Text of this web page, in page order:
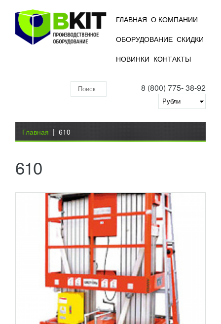
ГЛАВНАЯ О КОМПАНИИ
ОБОРУДОВАНИЕ СКИДКИ
НОВИНКИ КОНТАКТЫ
8 (800) 775- 38-92
складу
Вы здесь
Главная | 610
610
ТЕЛЕСКОПИЧЕСКИЙ ПОДЪЕМНИК RX
УЗНАТЬ ЦЕНУ
Двухмачтовый телескопический подъемник RX
10/20 используется для ремонтно-монтажных
работ. Телескопические подъемники отличаются...
ПОДРОБНЕЕ
Добавить в сравнение
ТЕЛЕСКОПИЧЕСКИЙ ПОДЪЕМНИК RX
УЗНАТЬ ЦЕНУ
Двухмачтовый телескопический подъемник RX
06/20 изготовлен для ремонтно-монтажных работ
на высоте до 8 метров. Телескопические
подъемники...
ПОДРОБНЕЕ
Добавить в сравнение